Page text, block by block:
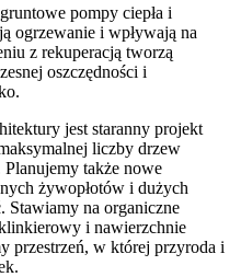
pompy ciepła i
ogrzewanie i wpływają na
z rekuperacją tworzą
oszczędności i
jest staranny projekt
liczby drzew
Planujemy także nowe
żywopłotów i dużych
Stawiamy na organiczne
i nawierzchnie
przestrzeń, w której przyroda i